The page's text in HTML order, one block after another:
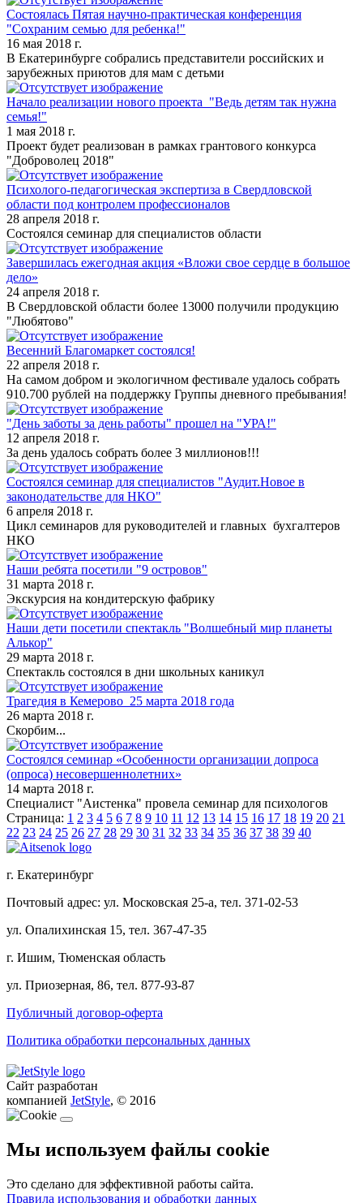
Состоялась Пятая научно-практическая конференция
"Сохраним семью для ребенка!"
16 мая 2018 г.
В Екатеринбурге собрались представители российских и
зарубежных приютов для мам с детьми
Начало реализации нового проекта "Ведь детям так нужна
семья!"
1 мая 2018 г.
Проект будет реализован в рамках грантового конкурса
"Доброволец 2018"
Психолого-педагогическая экспертиза в Свердловской
области под контролем профессионалов
28 апреля 2018 г.
Состоялся семинар для специалистов области
Завершилась ежегодная акция «Вложи свое сердце в большое
дело»
24 апреля 2018 г.
В Свердловской области более 13000 получили продукцию
"Любятово"
Весенний Благомаркет состоялся!
22 апреля 2018 г.
На самом добром и экологичном фестивале удалось собрать
910.700 рублей на поддержку Группы дневного пребывания!
"День заботы за день работы" прошел на "УРА!"
12 апреля 2018 г.
За день удалось собрать более 3 миллионов!!!
Состоялся семинар для специалистов "Аудит.Новое в
законодательстве для НКО"
6 апреля 2018 г.
Цикл семинаров для руководителей и главных бухгалтеров
НКО
Наши ребята посетили "9 островов"
31 марта 2018 г.
Экскурсия на кондитерскую фабрику
Наши дети посетили спектакль "Волшебный мир планеты
Алькор"
29 марта 2018 г.
Спектакль состоялся в дни школьных каникул
Трагедия в Кемерово 25 марта 2018 года
26 марта 2018 г.
Скорбим...
Состоялся семинар «Особенности организации допроса
(опроса) несовершеннолетних»
14 марта 2018 г.
Специалист "Аистенка" провела семинар для психологов
Страница: 1 2 3 4 5 6 7 8 9 10 11 12 13 14 15 16 17 18 19 20 21
22 23 24 25 26 27 28 29 30 31 32 33 34 35 36 37 38 39 40
г. Екатеринбург
Почтовый адрес: ул. Московская 25-а, тел. 371-02-53
ул. Опалихинская 15, тел. 367-47-35
г. Ишим, Тюменская область
ул. Приозерная, 86, тел. 877-93-87
Публичный договор-оферта
Политика обработки персональных данных
Сайт разработан
компанией JetStyle, © 2016
Мы используем файлы cookie
Это сделано для эффективной работы сайта.
Правила использования и обработки данных